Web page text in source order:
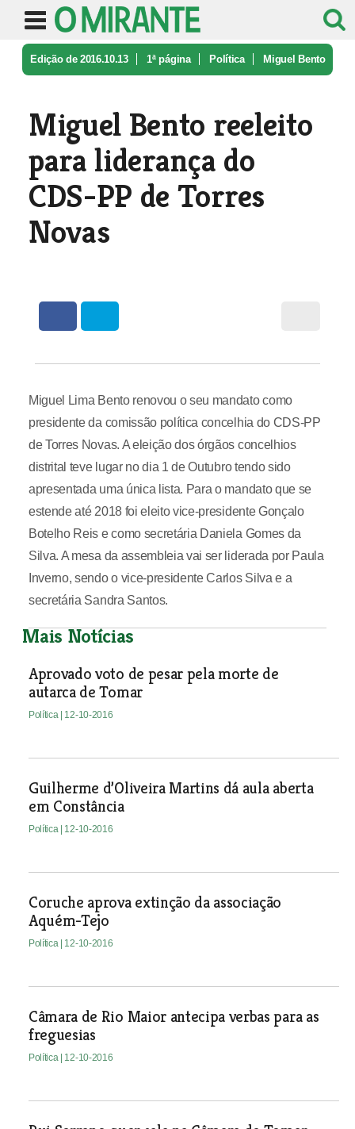
Edição de 2016.10.13 1ª página Política Miguel Bento
Miguel Bento reeleito
para liderança do
CDS-PP de Torres
Novas
Miguel Lima Bento renovou o seu mandato como
presidente da comissão política concelhia do CDS-PP
de Torres Novas. A eleição dos órgãos concelhios
distrital teve lugar no dia 1 de Outubro tendo sido
apresentada uma única lista. Para o mandato que se
estende até 2018 foi eleito vice-presidente Gonçalo
Botelho Reis e como secretária Daniela Gomes da
Silva. A mesa da assembleia vai ser liderada por Paula
Inverno, sendo o vice-presidente Carlos Silva e a
secretária Sandra Santos.
Mais Notícias
Aprovado voto de pesar pela morte de
autarca de Tomar
Política | 12-10-2016
Guilherme d’Oliveira Martins dá aula aberta
em Constância
Política | 12-10-2016
Coruche aprova extinção da associação
Aquém-Tejo
Política | 12-10-2016
Câmara de Rio Maior antecipa verbas para as
freguesias
Política | 12-10-2016